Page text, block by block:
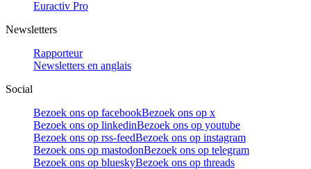
Euractiv Pro
Newsletters
Rapporteur
Newsletters en anglais
Social
Bezoek ons op facebookBezoek ons op x
Bezoek ons op linkedinBezoek ons op youtube
Bezoek ons op rss-feedBezoek ons op instagram
Bezoek ons op mastodonBezoek ons op telegram
Bezoek ons op blueskyBezoek ons op threads